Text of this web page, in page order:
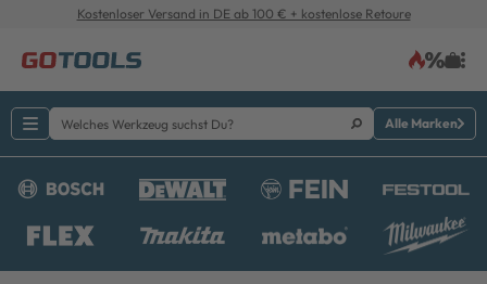
Kostenloser Versand in DE ab 100 € + kostenlose Retoure
Alle Marken